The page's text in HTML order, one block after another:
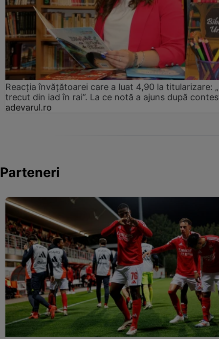
Reacția învățătoarei care a luat 4,90 la titularizare:
trecut din iad în rai”. La ce notă a ajuns după
adevarul.ro
Parteneri